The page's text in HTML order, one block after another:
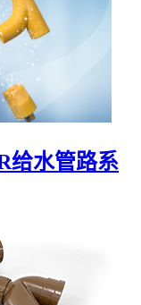
给水管路系